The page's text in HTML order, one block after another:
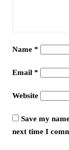
Name *
Email *
Website
Save my
next time I